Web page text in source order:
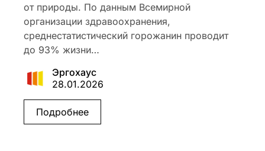
от природы. По данным Всемирной
организации здравоохранения,
среднестатистический горожанин проводит
до 93% жизни…
Эргохаус
28.01.2026
Подробнее